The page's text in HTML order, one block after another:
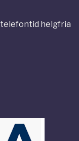
helgfria